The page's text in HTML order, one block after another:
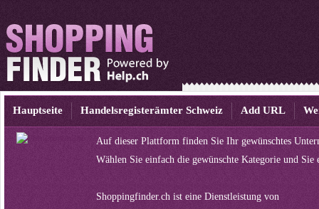
Hauptseite Handelsregisterämter Schweiz Add URL
Auf dieser Plattform finden Sie Ihr gewünschtes
Wählen Sie einfach die gewünschte Kategorie und
Shoppingfinder.ch ist eine Dienstleistung von